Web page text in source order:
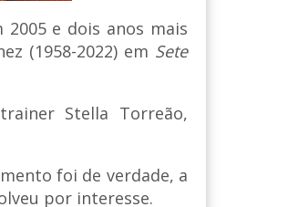
e dois anos mais
(1958-2022) em Sete
Stella Torreão,
foi de verdade, a
por interesse.